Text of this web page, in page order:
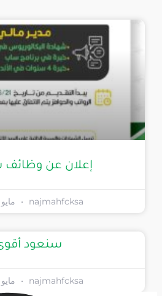
إعلان عن وظائف
najmahfcksa مايو 21, 2026
سنعود
najmahfcksa مايو 21, 2026